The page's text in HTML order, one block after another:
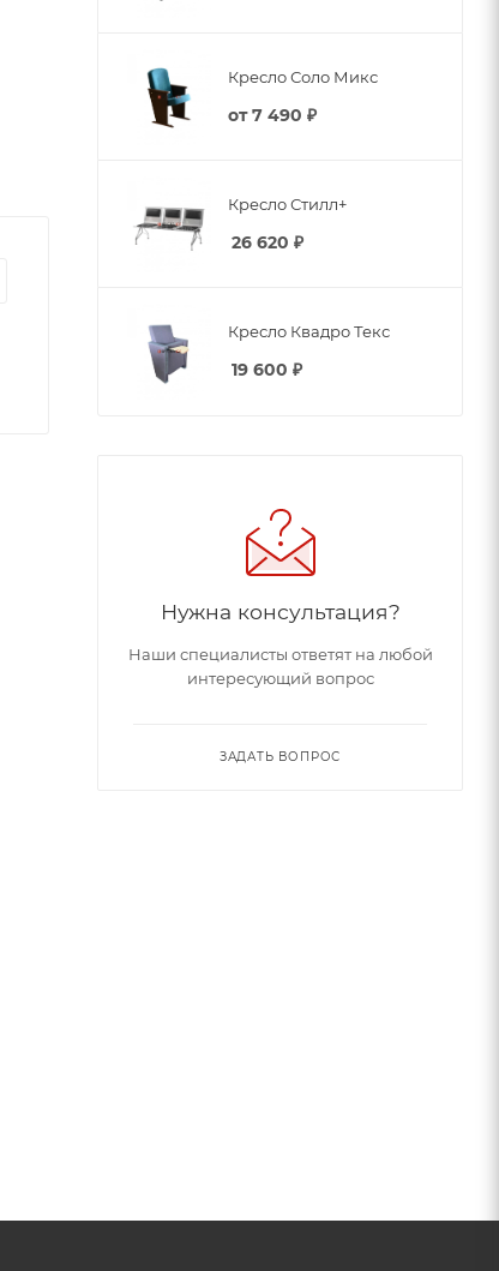
Кресло Соло Микс
от7 490 ₽
Кресло Стилл+
26 620 ₽
Кресло Квадро Текс
19 600 ₽
Нужна консультация?
Наши специалисты ответят на любой
интересующий вопрос
ЗАДАТЬ ВОПРОС